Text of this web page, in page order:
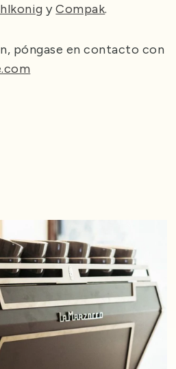
yCompak.
póngase en contacto con